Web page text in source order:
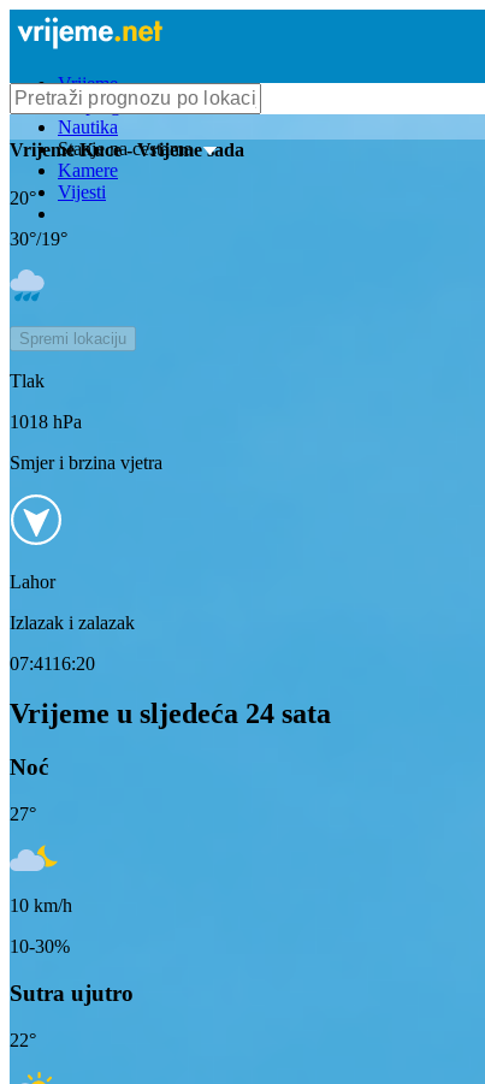
Vrijeme
Bioprognoza
Nautika
Stanje na cestama
Kamere
Vijesti
VrijemeKuce- Vrijeme sada
20°
30°/19°
Spremi lokaciju
Tlak
1018 hPa
Smjer i brzina vjetra
Lahor
Izlazak i zalazak
07:4116:20
Vrijeme u sljedeća 24 sata
Noć
27°
10 km/h
10-30%
Sutra ujutro
22°